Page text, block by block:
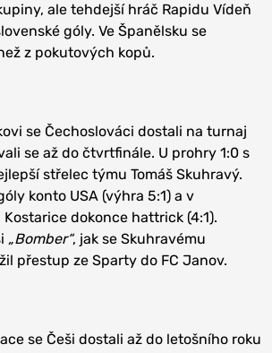
ale tehdejší hráč Rapidu Vídeň
góly. Ve Španělsku se
z pokutových kopů.
se Čechoslováci dostali na turnaj
se až do čtvrtfinále. U prohry 1:0 s
střelec týmu Tomáš Skuhravý.
konto USA (výhra 5:1) a v
dokonce hattrick (4:1).
„Bomber“, jak se Skuhravému
přestup ze Sparty do FC Janov.
se Češi dostali až do letošního roku